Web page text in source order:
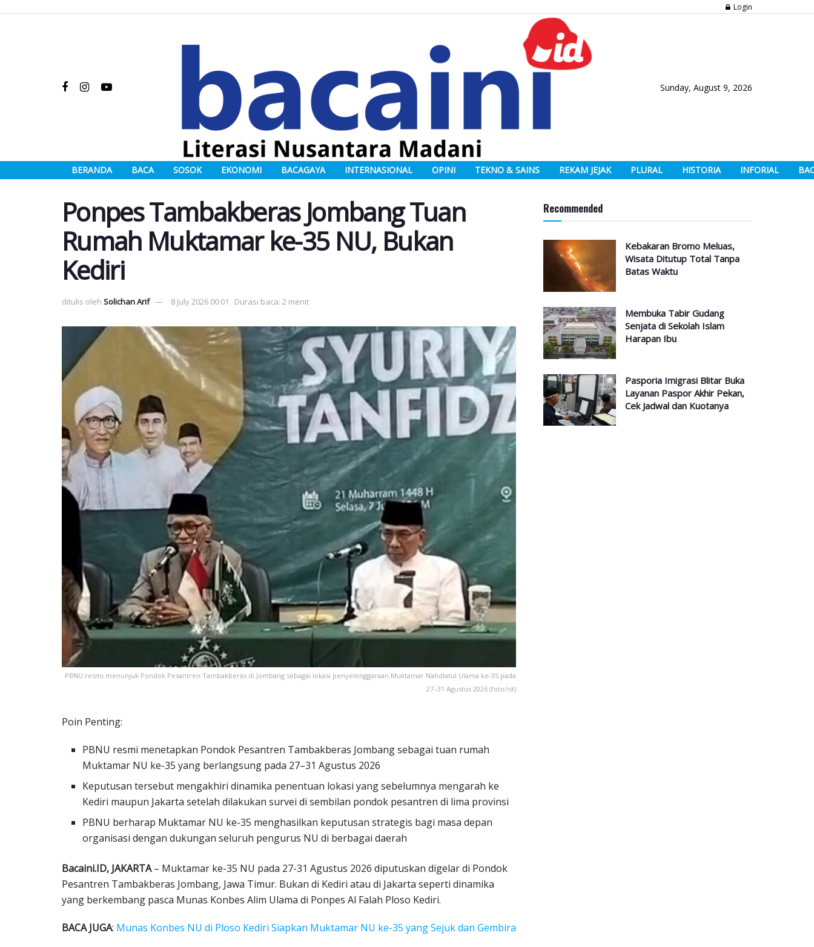
Login
Sunday, August 9, 2026
BERANDA BACA SOSOK EKONOMI BACAGAYA INTERNASIONAL OPINI TEKNO & SAINS REKAM JEJAK PLURAL HISTORIA INFORIAL
Ponpes Tambakberas Jombang Tuan
Rumah Muktamar ke-35 NU, Bukan
Kediri
ditulis oleh Solichan Arif 8 July 2026 00:01 Durasi baca: 2 menit
PBNU resmi menunjuk Pondok Pesantren Tambakberas di Jombang sebagai lokasi penyelenggaraan Muktamar Nahdlatul Ulama ke-35 pada
27–31 Agustus 2026 (foto/ist)
Poin Penting:
PBNU resmi menetapkan Pondok Pesantren Tambakberas Jombang sebagai tuan rumah
Muktamar NU ke-35 yang berlangsung pada 27–31 Agustus 2026
Keputusan tersebut mengakhiri dinamika penentuan lokasi yang sebelumnya mengarah ke
Kediri maupun Jakarta setelah dilakukan survei di sembilan pondok pesantren di lima provinsi
PBNU berharap Muktamar NU ke-35 menghasilkan keputusan strategis bagi masa depan
organisasi dengan dukungan seluruh pengurus NU di berbagai daerah
Bacaini.ID, JAKARTA– Muktamar ke-35 NU pada 27-31 Agustus 2026 diputuskan digelar di Pondok
Pesantren Tambakberas Jombang, Jawa Timur. Bukan di Kediri atau di Jakarta seperti dinamika
yang berkembang pasca Munas Konbes Alim Ulama di Ponpes Al Falah Ploso Kediri.
BACA JUGA: Munas Konbes NU di Ploso Kediri Siapkan Muktamar NU ke-35 yang Sejuk dan Gembira
Recommended
Kebakaran Bromo Meluas,
Wisata Ditutup Total Tanpa
Batas Waktu
Membuka Tabir Gudang
Senjata di Sekolah Islam
Harapan Ibu
Pasporia Imigrasi Blitar Buka
Layanan Paspor Akhir Pekan,
Cek Jadwal dan Kuotanya